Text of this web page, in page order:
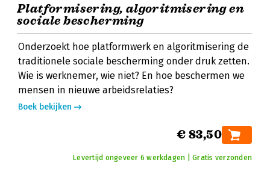
Platformisering, algoritmisering en
sociale bescherming
Onderzoekt hoe platformwerk en algoritmisering de
traditionele sociale bescherming onder druk zetten.
Wie is werknemer, wie niet? En hoe beschermen we
mensen in nieuwe arbeidsrelaties?
Boek bekijken
€ 83,50
Levertijd ongeveer 6 werkdagen | Gratis verzonden